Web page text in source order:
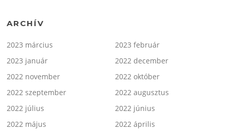
ARCHÍV
2023 március
2023 február
2023 január
2022 december
2022 november
2022 október
2022 szeptember
2022 augusztus
2022 július
2022 június
2022 május
2022 április